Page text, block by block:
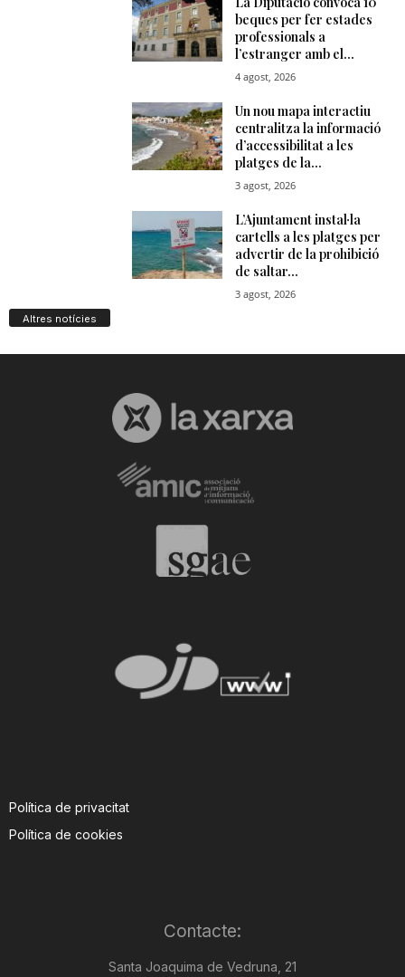
Altres notícies
Política de privacitat
Política de cookies
Contacte:
Santa Joaquima de Vedruna, 21